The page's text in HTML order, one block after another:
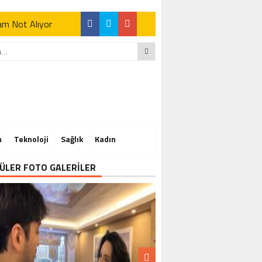
Not Alıyor
Not Alıyor
Teknoloji Sağlık Kadın
FOTO GALERİLER